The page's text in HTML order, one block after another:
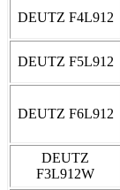
DEUTZ F4L912
DEUTZ F5L912
DEUTZ F6L912
DEUTZ
F3L912W